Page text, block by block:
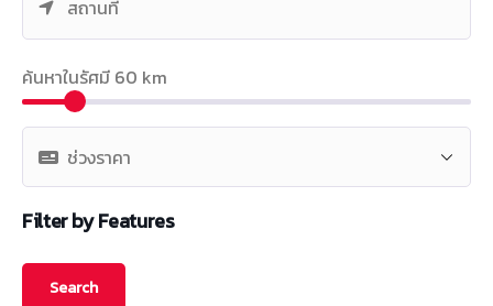
ค้นหาในรัศมี 60 km
Filter by Features